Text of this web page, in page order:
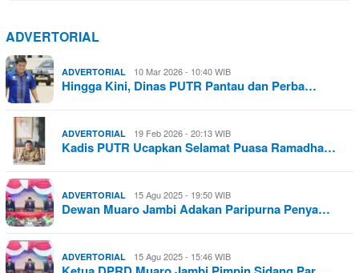
ADVERTORIAL
ADVERTORIAL 10 Mar 2026 - 10:40 WIB
Hingga Kini, Dinas PUTR Pantau dan Perba…
ADVERTORIAL 19 Feb 2026 - 20:13 WIB
Kadis PUTR Ucapkan Selamat Puasa Ramadha…
ADVERTORIAL 15 Agu 2025 - 19:50 WIB
Dewan Muaro Jambi Adakan Paripurna Penya…
ADVERTORIAL 15 Agu 2025 - 15:46 WIB